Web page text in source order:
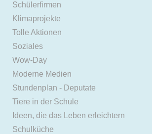
Schülerfirmen
Klimaprojekte
Tolle Aktionen
Soziales
Wow-Day
Moderne Medien
Stundenplan - Deputate
Tiere in der Schule
Ideen, die das Leben erleichtern
Schulküche